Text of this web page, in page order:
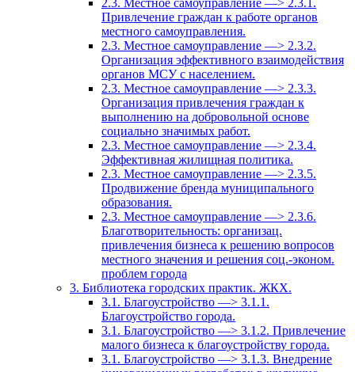
Привлечение граждан к работе органов
местного самоуправления.
2.3. Местное самоуправление —> 2.3.2.
Организация эффективного взаимодействия
органов МСУ с населением.
2.3. Местное самоуправление —> 2.3.3.
Организация привлечения граждан к
выполнению на добровольной основе
социально значимых работ.
2.3. Местное самоуправление —> 2.3.4.
Эффективная жилищная политика.
2.3. Местное самоуправление —> 2.3.5.
Продвижение бренда муниципального
образования.
2.3. Местное самоуправление —> 2.3.6.
Благотворительность: организац.
привлечения бизнеса к решению вопросов
местного значения и решения соц.-эконом.
проблем города
3. Библиотека городских практик. ЖКХ.
3.1. Благоустройство —> 3.1.1.
Благоустройство города.
3.1. Благоустройство —> 3.1.2. Привлечение
малого бизнеса к благоустройству города.
3.1. Благоустройство —> 3.1.3. Внедрение